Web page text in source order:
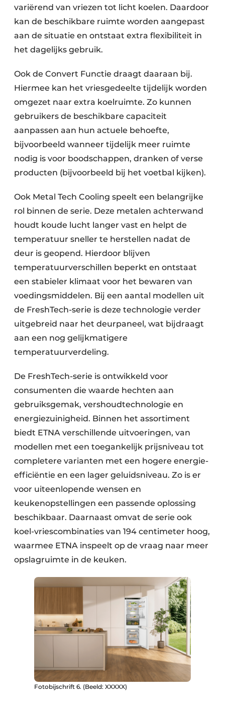
variërend van vriezen tot licht koelen. Daardoor
kan de beschikbare ruimte worden aangepast
aan de situatie en ontstaat extra flexibiliteit in
het dagelijks gebruik.
Ook de Convert Functie draagt daaraan bij.
Hiermee kan het vriesgedeelte tijdelijk worden
omgezet naar extra koelruimte. Zo kunnen
gebruikers de beschikbare capaciteit
aanpassen aan hun actuele behoefte,
bijvoorbeeld wanneer tijdelijk meer ruimte
nodig is voor boodschappen, dranken of verse
producten (bijvoorbeeld bij het voetbal kijken).
Ook Metal Tech Cooling speelt een belangrijke
rol binnen de serie. Deze metalen achterwand
houdt koude lucht langer vast en helpt de
temperatuur sneller te herstellen nadat de
deur is geopend. Hierdoor blijven
temperatuurverschillen beperkt en ontstaat
een stabieler klimaat voor het bewaren van
voedingsmiddelen. Bij een aantal modellen uit
de FreshTech-serie is deze technologie verder
uitgebreid naar het deurpaneel, wat bijdraagt
aan een nog gelijkmatigere
temperatuurverdeling.
De FreshTech-serie is ontwikkeld voor
consumenten die waarde hechten aan
gebruiksgemak, vershoudtechnologie en
energiezuinigheid. Binnen het assortiment
biedt ETNA verschillende uitvoeringen, van
modellen met een toegankelijk prijsniveau tot
completere varianten met een hogere energie-
efficiëntie en een lager geluidsniveau. Zo is er
voor uiteenlopende wensen en
keukenopstellingen een passende oplossing
beschikbaar. Daarnaast omvat de serie ook
koel-vriescombinaties van 194 centimeter hoog,
waarmee ETNA inspeelt op de vraag naar meer
opslagruimte in de keuken.
Fotobijschrift 6. (Beeld: XXXXX)